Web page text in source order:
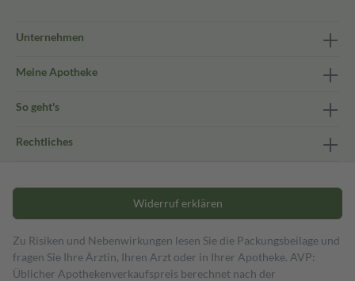
Unternehmen
Meine Apotheke
So geht's
Rechtliches
Widerruf erklären
Zu Risiken und Nebenwirkungen lesen Sie die Packungsbeilage und
fragen Sie Ihre Ärztin, Ihren Arzt oder in Ihrer Apotheke. AVP:
Üblicher Apothekenverkaufspreis berechnet nach der